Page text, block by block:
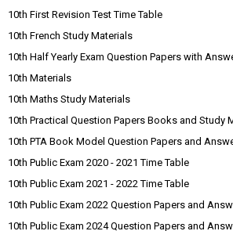
10th First Revision Test Time Table
10th French Study Materials
10th Half Yearly Exam Question Papers with
10th Materials
10th Maths Study Materials
10th Practical Question Papers Books and Study
10th PTA Book Model Question Papers and
10th Public Exam 2020 - 2021 Time Table
10th Public Exam 2021 - 2022 Time Table
10th Public Exam 2022 Question Papers and
10th Public Exam 2024 Question Papers and